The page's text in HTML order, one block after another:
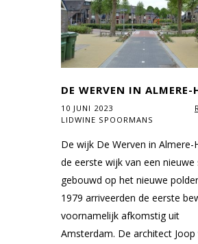
DE WERVEN IN ALMERE-
10 JUNI 2023
LIDWINE SPOORMANS
De wijk De Werven in Almere-
de eerste wijk van een nieuwe
gebouwd op het nieuwe
1979 arriveerden de eerste
voornamelijk afkomstig uit
Amsterdam. De architect Joop